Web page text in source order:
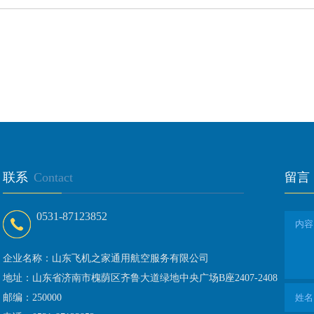
联系 Contact
0531-87123852
企业名称：山东飞机之家通用航空服务有限公司
地址：山东省济南市槐荫区齐鲁大道绿地中央广场B座2407-2408
邮编：250000
留言